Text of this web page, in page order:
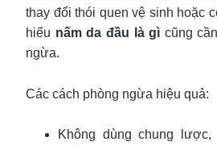
thay đổi thói quen vệ sinh hoặc
hiểu nấm da đầu là gì cũng
ngừa.
Các cách phòng ngừa hiệu quả:
Không dùng chung